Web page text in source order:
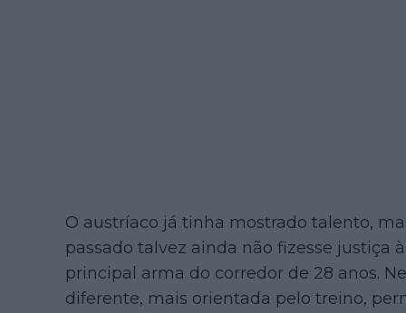
O austríaco já tinha mostrado talento,
passado talvez ainda não fizesse justiça
principal arma do corredor de 28 anos.
diferente, mais orientada pelo treino,